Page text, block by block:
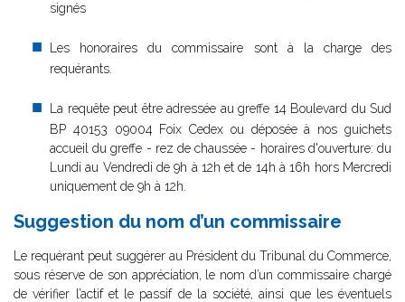
signés
Les honoraires du commissaire sont à la charge des
requérants.
La requête peut être adressée au greffe 14 Boulevard du Sud
BP 40153 09004 Foix Cedex ou déposée à nos guichets
accueil du greffe - rez de chaussée - horaires d'ouverture: du
Lundi au Vendredi de 9h à 12h et de 14h à 16h hors Mercredi
uniquement de 9h à 12h.
Suggestion du nom d’un commissaire
Le requérant peut suggérer au Président du Tribunal du Commerce,
sous réserve de son appréciation, le nom d’un commissaire chargé
de vérifier l’actif et le passif de la société, ainsi que les éventuels